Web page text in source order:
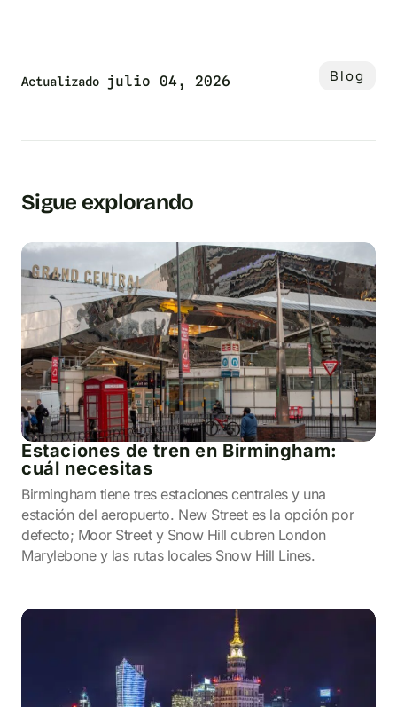
Actualizado julio 04, 2026 Blog
Sigue explorando
Estaciones de tren en Birmingham:
cuál necesitas
Birmingham tiene tres estaciones centrales y una
estación del aeropuerto. New Street es la opción por
defecto; Moor Street y Snow Hill cubren London
Marylebone y las rutas locales Snow Hill Lines.